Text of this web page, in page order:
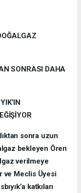
SONRASI DAHA
sonra uzun
bekleyen Ören
verilmeye
ve Meclis Üyesi
katkıları